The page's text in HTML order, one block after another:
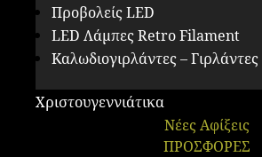
Προβολείς LED
LED Λάμπες Retro Filament
Καλωδιογιρλάντες –
Χριστουγεννιάτικα
Νέες Αφίξεις
ΠΡΟΣΦΟΡΕΣ